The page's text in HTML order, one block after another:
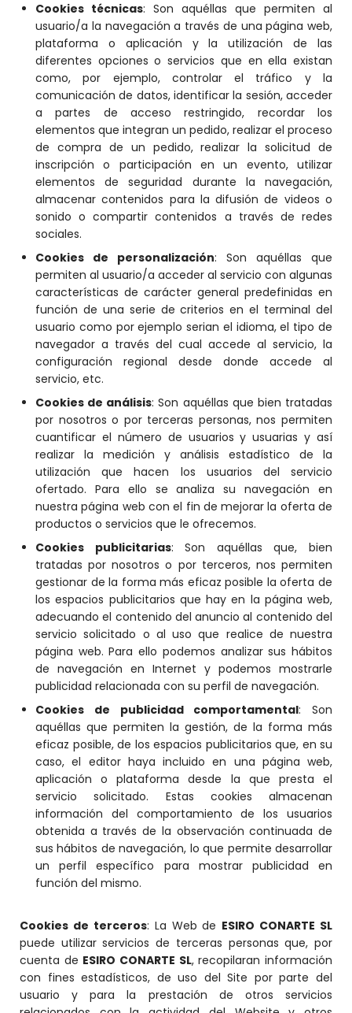
Cookies técnicas: Son aquéllas que permiten al
usuario/a la navegación a través de una página web,
plataforma o aplicación y la utilización de las
diferentes opciones o servicios que en ella existan
como, por ejemplo, controlar el tráfico y la
comunicación de datos, identificar la sesión, acceder
a partes de acceso restringido, recordar los
elementos que integran un pedido, realizar el proceso
de compra de un pedido, realizar la solicitud de
inscripción o participación en un evento, utilizar
elementos de seguridad durante la navegación,
almacenar contenidos para la difusión de videos o
sonido o compartir contenidos a través de redes
sociales.
Cookies de personalización: Son aquéllas que
permiten al usuario/a acceder al servicio con algunas
características de carácter general predefinidas en
función de una serie de criterios en el terminal del
usuario como por ejemplo serian el idioma, el tipo de
navegador a través del cual accede al servicio, la
configuración regional desde donde accede al
servicio, etc.
Cookies de análisis: Son aquéllas que bien tratadas
por nosotros o por terceras personas, nos permiten
cuantificar el número de usuarios y usuarias y así
realizar la medición y análisis estadístico de la
utilización que hacen los usuarios del servicio
ofertado. Para ello se analiza su navegación en
nuestra página web con el fin de mejorar la oferta de
productos o servicios que le ofrecemos.
Cookies publicitarias: Son aquéllas que, bien
tratadas por nosotros o por terceros, nos permiten
gestionar de la forma más eficaz posible la oferta de
los espacios publicitarios que hay en la página web,
adecuando el contenido del anuncio al contenido del
servicio solicitado o al uso que realice de nuestra
página web. Para ello podemos analizar sus hábitos
de navegación en Internet y podemos mostrarle
publicidad relacionada con su perfil de navegación.
Cookies de publicidad comportamental: Son
aquéllas que permiten la gestión, de la forma más
eficaz posible, de los espacios publicitarios que, en su
caso, el editor haya incluido en una página web,
aplicación o plataforma desde la que presta el
servicio solicitado. Estas cookies almacenan
información del comportamiento de los usuarios
obtenida a través de la observación continuada de
sus hábitos de navegación, lo que permite desarrollar
un perfil específico para mostrar publicidad en
función del mismo.
Cookies de terceros: La Web de ESIRO CONARTE SL
puede utilizar servicios de terceras personas que, por
cuenta de ESIRO CONARTE SL, recopilaran información
con fines estadísticos, de uso del Site por parte del
usuario y para la prestación de otros servicios